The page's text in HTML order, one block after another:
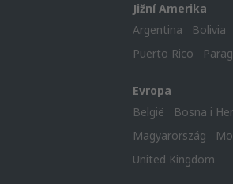
Jižní Amerika
Argentina
Bolivia
Puerto Rico
Evropa
België
Bosna i
Magyarország
United Kingdom